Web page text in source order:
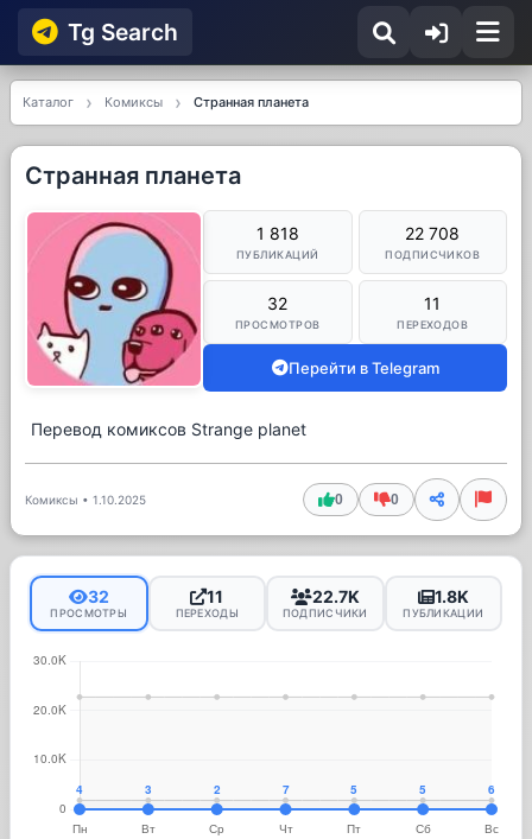
Tg Searсh
Каталог Комиксы Странная планета
Странная планета
1 818
ПУБЛИКАЦИЙ
22 708
ПОДПИСЧИКОВ
32
ПРОСМОТРОВ
11
ПЕРЕХОДОВ
Перейти в Telegram
Перевод комиксов Strange planet
Комиксы • 1.10.2025 0 0
32
ПРОСМОТРЫ
11
ПЕРЕХОДЫ
22.7K
ПОДПИСЧИКИ
1.8K
ПУБЛИКАЦИИ